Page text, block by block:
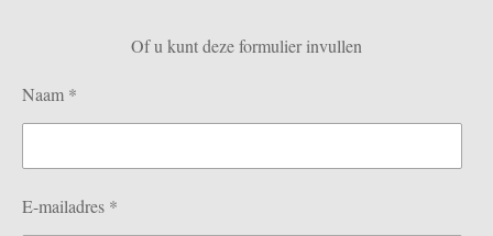
A
p
Of u kunt deze formulier invullen
Naam *
E-mailadres *